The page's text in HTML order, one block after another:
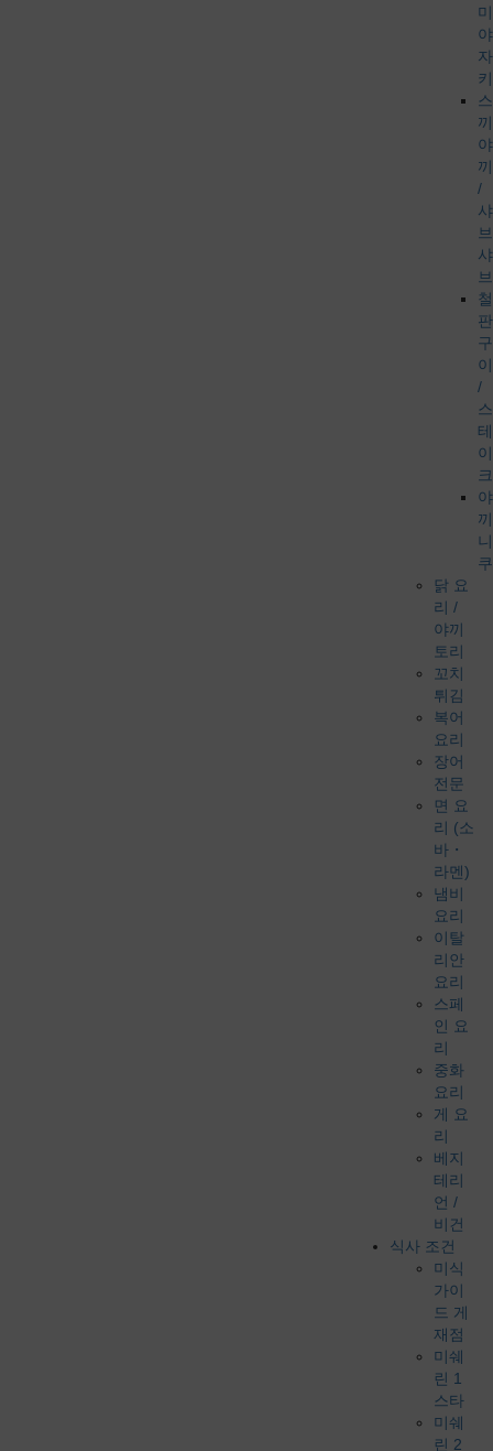
미
야
자
스
끼
야
끼
/
샤
브
샤
브
철
판
구
이
/
스
테
이
크
야
끼
니
쿠
닭 요
리 /
야끼
토리
꼬치
튀김
복어
요리
장어
전문
면 요
리 (소
바・
라멘)
냄비
요리
이탈
리안
요리
스페
인 요
리
중화
요리
게 요
리
베지
테리
언 /
비건
식사 조건
미식
가이
드 게
재점
미쉐
린 1
스타
미쉐
린 2